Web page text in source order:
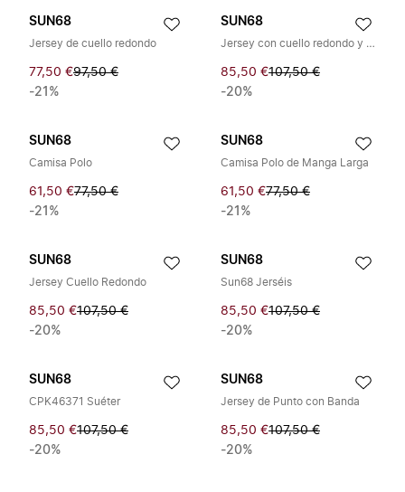
SUN68
Jersey de cuello redondo
77,50 €97,50 €
-21%
SUN68
Jersey con cuello redondo y banda
85,50 €107,50 €
-20%
SUN68
Camisa Polo
61,50 €77,50 €
-21%
SUN68
Camisa Polo de Manga Larga
61,50 €77,50 €
-21%
SUN68
Jersey Cuello Redondo
85,50 €107,50 €
-20%
SUN68
Sun68 Jerséis
85,50 €107,50 €
-20%
SUN68
CPK46371 Suéter
85,50 €107,50 €
-20%
SUN68
Jersey de Punto con Banda
85,50 €107,50 €
-20%